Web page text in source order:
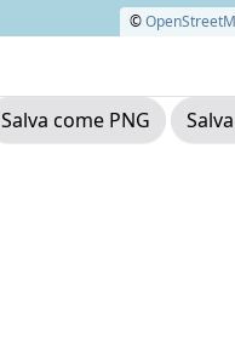
©
Salva come PNG